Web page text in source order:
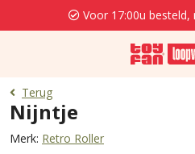
Voor 17:00u besteld,
Terug
Nijntje
Merk: Retro Roller